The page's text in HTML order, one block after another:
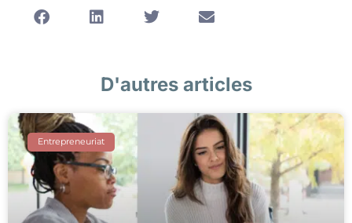
D'autres articles
Entrepreneuriat